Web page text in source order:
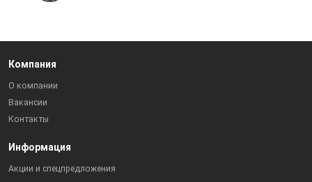
Компания
О компании
Вакансии
Контакты
Информация
Акции и спецпредложения